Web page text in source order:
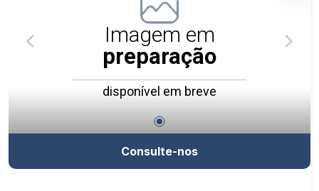
Imagem em
preparação
disponível em breve
Consulte-nos